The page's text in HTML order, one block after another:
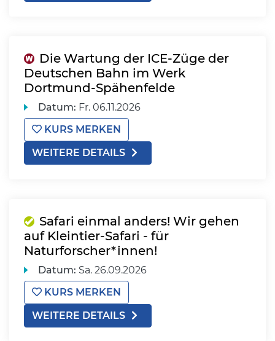
Die Wartung der ICE-Züge der
Deutschen Bahn im Werk
Dortmund-Spähenfelde
Datum: Fr. 06.11.2026
KURS MERKEN
WEITERE DETAILS
Safari einmal anders! Wir gehen
auf Kleintier-Safari - für
Naturforscher*innen!
Datum: Sa. 26.09.2026
KURS MERKEN
WEITERE DETAILS